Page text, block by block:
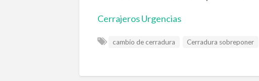
Cerrajeros Urgencias
cambio de cerradura Cerradura sobreponer